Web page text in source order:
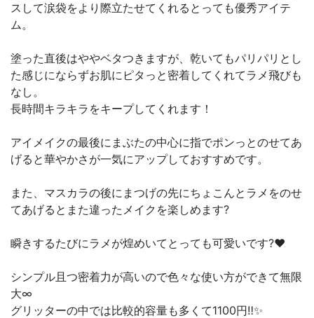
スして涙袋をより際立たせてくれるとっても優秀アイテ
ム。
塗った直後はややベタつきますが、乾いてもパリパリとし
た感じにならずお肌にピタっと密着してくれてラメ飛びも
なし。
長時間キラキラをキープしてくれます！
アイメイクの最後にまぶたの中心に指でポンっとのせてあ
げると華やかさが一気にアップしておすすめです。
また、マスカラの後にまつげの先にちょこんとラメをのせ
てあげるとまた違ったメイクを楽しめます?
瞬きするたびにラメが煌めいてとっても可愛いです?❤️
シンプル且つ密着力が高いので色々な使い方ができて無限
大∞
グリッターの中では比較的容量も多くて1100円‼︎✨